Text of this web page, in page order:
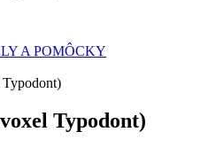
A POMÔCKY
Typodont)